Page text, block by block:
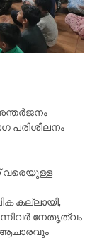
പരിശീലനം
വരെയുള്ള
കല്ലായി,
നേതൃത്വം
ആചാരവും